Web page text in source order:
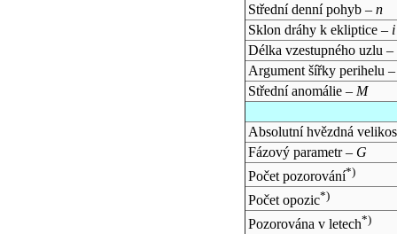
Střední denní pohyb – n
Sklon dráhy k ekliptice – i
Délka vzestupného uzlu –
Argument šířky perihelu
Střední anomálie – M
Absolutní hvězdná
Fázový parametr – G
Počet pozorování*)
Počet opozic*)
Pozorována v letech*)